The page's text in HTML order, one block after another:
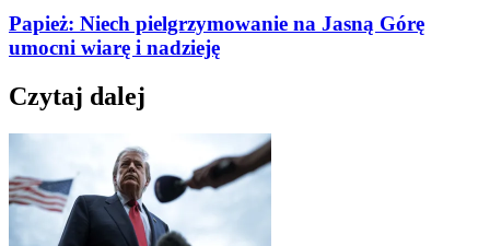
Papież: Niech pielgrzymowanie na Jasną Górę
umocni wiarę i nadzieję
Czytaj dalej